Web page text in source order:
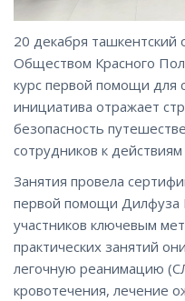
20 декабря ташкентский
Обществом Красного
курс первой помощи для
инициатива отражает
безопасность
сотрудников к
Занятия провела
первой помощи Дилфуза
участников ключевым
практических занятий
легочную реанимацию
кровотечения, лечение